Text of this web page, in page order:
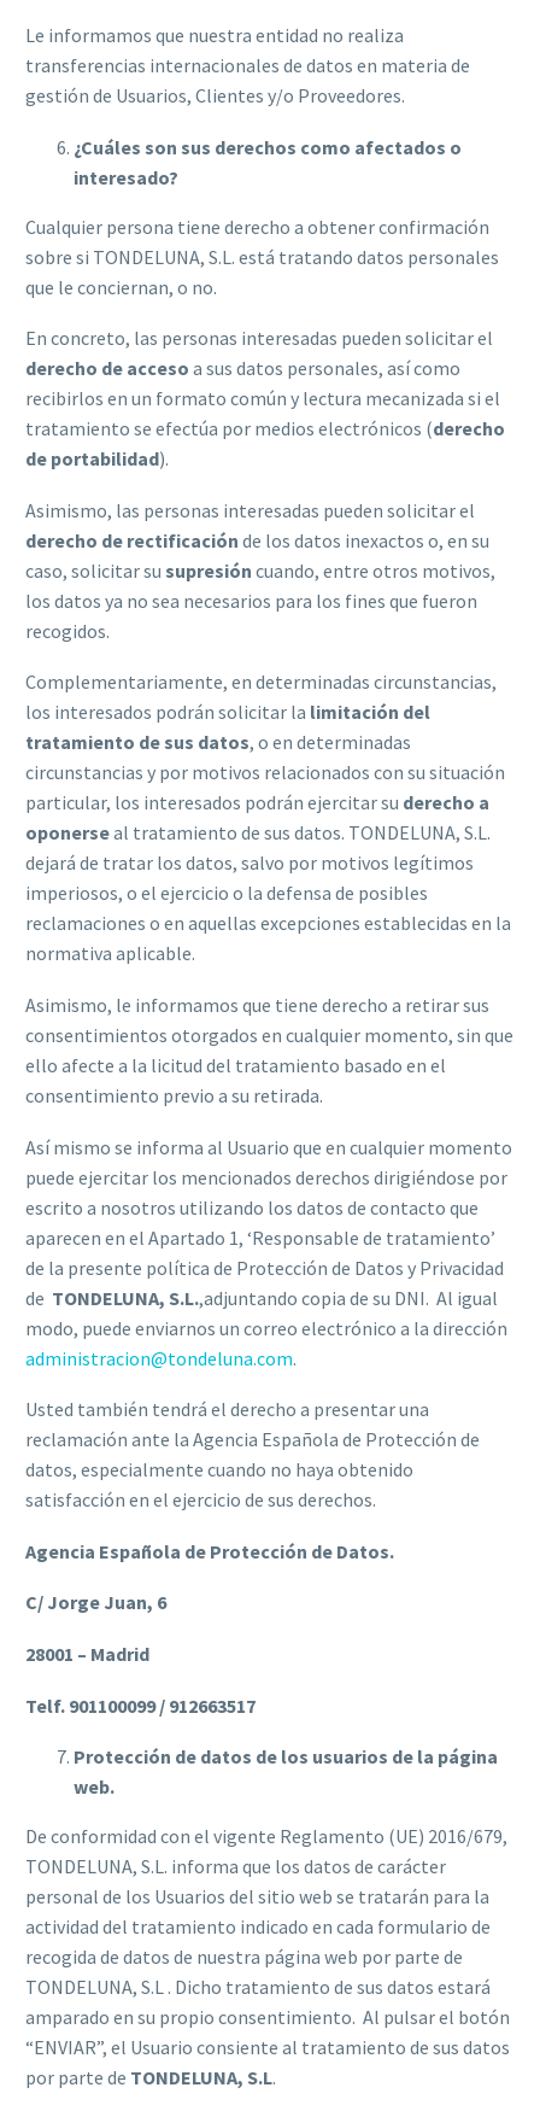
Le informamos que nuestra entidad no realiza
transferencias internacionales de datos en materia de
gestión de Usuarios, Clientes y/o Proveedores.
¿Cuáles son sus derechos como afectados o
interesado?
Cualquier persona tiene derecho a obtener confirmación
sobre si TONDELUNA, S.L. está tratando datos personales
que le conciernan, o no.
En concreto, las personas interesadas pueden solicitar el
derecho de acceso a sus datos personales, así como
recibirlos en un formato común y lectura mecanizada si el
tratamiento se efectúa por medios electrónicos (derecho
de portabilidad).
Asimismo, las personas interesadas pueden solicitar el
derecho de rectificación de los datos inexactos o, en su
caso, solicitar su supresión cuando, entre otros motivos,
los datos ya no sea necesarios para los fines que fueron
recogidos.
Complementariamente, en determinadas circunstancias,
los interesados podrán solicitar la limitación del
tratamiento de sus datos, o en determinadas
circunstancias y por motivos relacionados con su situación
particular, los interesados podrán ejercitar su derecho a
oponerseal tratamiento de sus datos. TONDELUNA, S.L.
dejará de tratar los datos, salvo por motivos legítimos
imperiosos, o el ejercicio o la defensa de posibles
reclamaciones o en aquellas excepciones establecidas en la
normativa aplicable.
Asimismo, le informamos que tiene derecho a retirar sus
consentimientos otorgados en cualquier momento, sin que
ello afecte a la licitud del tratamiento basado en el
consentimiento previo a su retirada.
Así mismo se informa al Usuario que en cualquier momento
puede ejercitar los mencionados derechos dirigiéndose por
escrito a nosotros utilizando los datos de contacto que
aparecen en el Apartado 1, ‘Responsable de tratamiento’
de la presente política de Protección de Datos y Privacidad
de TONDELUNA, S.L.,adjuntando copia de su DNI. Al igual
modo, puede enviarnos un correo electrónico a la dirección
administracion@tondeluna.com.
Usted también tendrá el derecho a presentar una
reclamación ante la Agencia Española de Protección de
datos, especialmente cuando no haya obtenido
satisfacción en el ejercicio de sus derechos.
Agencia Española de Protección de Datos.
C/ Jorge Juan, 6
28001 – Madrid
Telf. 901100099 / 912663517
Protección de datos de los usuarios de la página
web.
De conformidad con el vigente Reglamento (UE) 2016/679,
TONDELUNA, S.L. informa que los datos de carácter
personal de los Usuarios del sitio web se tratarán para la
actividad del tratamiento indicado en cada formulario de
recogida de datos de nuestra página web por parte de
TONDELUNA, S.L . Dicho tratamiento de sus datos estará
amparado en su propio consentimiento. Al pulsar el botón
“ENVIAR”, el Usuario consiente al tratamiento de sus datos
por parte de TONDELUNA, S.L.